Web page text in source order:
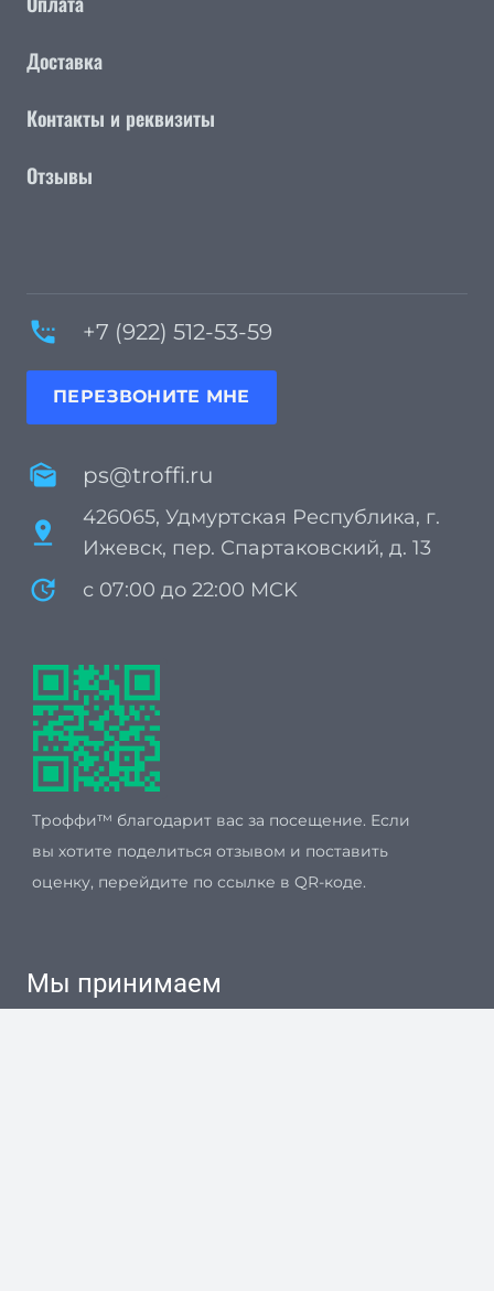
Доставка
Контакты и реквизиты
Отзывы
settings_phone +7 (922) 512-53-59
ПЕРЕЗВОНИТЕ МНЕ
mark_as_unread ps@troffi.ru
pin_drop
426065, Удмуртская Республика, г.
Ижевск, пер. Спартаковский, д. 13
update с 07:00 до 22:00 MCK
Троффи™ благодарит вас за посещение. Если
вы хотите поделиться отзывом и поставить
оценку, перейдите по ссылке в QR-коде.
Мы принимаем